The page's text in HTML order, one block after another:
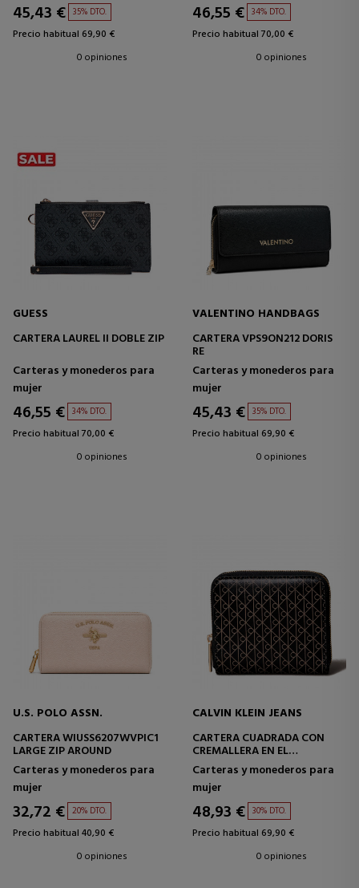
45,43 € 35% DTO.
Precio habitual 69,90 €
0 opiniones
46,55 € 34% DTO.
Precio habitual 70,00 €
0 opiniones
GUESS
CARTERA LAUREL II DOBLE ZIP
Carteras y monederos para
mujer
46,55 € 34% DTO.
Precio habitual 70,00 €
0 opiniones
VALENTINO HANDBAGS
CARTERA VPS9ON212 DORIS
RE
Carteras y monederos para
mujer
45,43 € 35% DTO.
Precio habitual 69,90 €
0 opiniones
U.S. POLO ASSN.
CARTERA WIUSS6207WVPIC1
LARGE ZIP AROUND
Carteras y monederos para
mujer
32,72 € 20% DTO.
Precio habitual 40,90 €
0 opiniones
CALVIN KLEIN JEANS
CARTERA CUADRADA CON
CREMALLERA EN EL
CONTORNO CON RFID Y LOGO
Carteras y monederos para
mujer
48,93 € 30% DTO.
Precio habitual 69,90 €
0 opiniones